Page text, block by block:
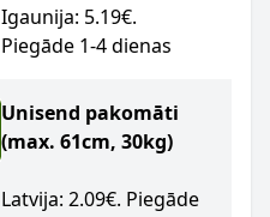
Igaunija: 5.19€.
Piegāde 1-4 dienas
Unisend pakomāti
(max. 61cm, 30kg)
Latvija: 2.09€. Piegāde